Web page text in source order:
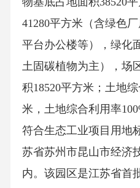
41280平方米（含绿色
平台办公楼等），绿化
土固碳植物为主），场
积18520平方米；土地
米，土地综合利用率
符合生态工业项目用地
苏省苏州市昆山市经济
内。该园区是江苏省首